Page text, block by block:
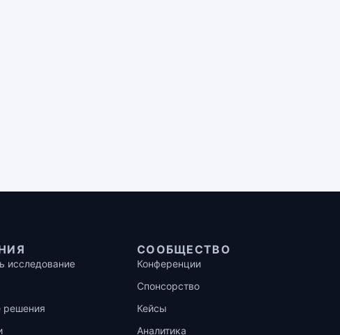
исследование
решения
СООБЩЕСТВО
Конференции
Спонсорство
Кейсы
Аналитика